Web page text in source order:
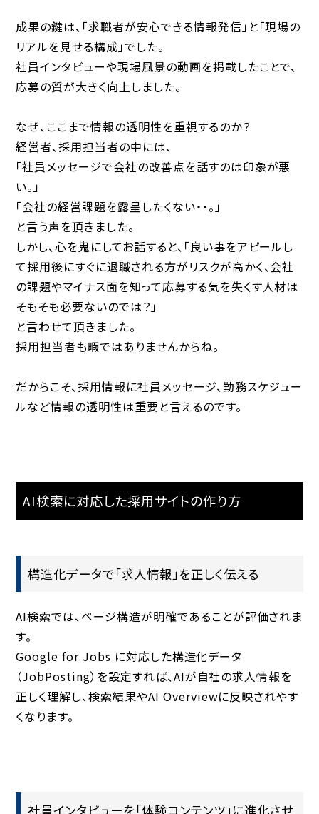
成果の鍵は、「求職者が安心できる情報発信」と「現場の
リアルを見せる構成」でした。
社員インタビューや現場風景の動画を掲載したことで、
応募の質が大きく向上しました。
なぜ、ここまで情報の透明性を重視するのか？
経営者、採用担当者の中には、
「社員メッセージで会社の改善点を話すのは印象が悪
い。」
「会社の経営課題を露呈したくない・・。」
と言う声を頂きました。
しかし、心を鬼にしてお話すると、「良い事をアピールし
て採用後にすぐに退職される方がリスクが高かく、会社
の課題やマイナス面を知って応募する気を失くす人材は
そもそも必要ないのでは？」
と言わせて頂きました。
採用担当者も暇ではありませんからね。
だからこそ、採用情報に社員メッセージ、勤務スケジュー
ルなど情報の透明性は重要と言えるのです。
AI検索に対応した採用サイトの作り方
構造化データで「求人情報」を正しく伝える
AI検索では、ページ構造が明確であることが評価されま
す。
Google for Jobs に対応した構造化データ
（JobPosting）を設定すれば、AIが自社の求人情報を
正しく理解し、検索結果やAI Overviewに反映されやす
くなります。
社員インタビューを「体験コンテンツ」に進化させ